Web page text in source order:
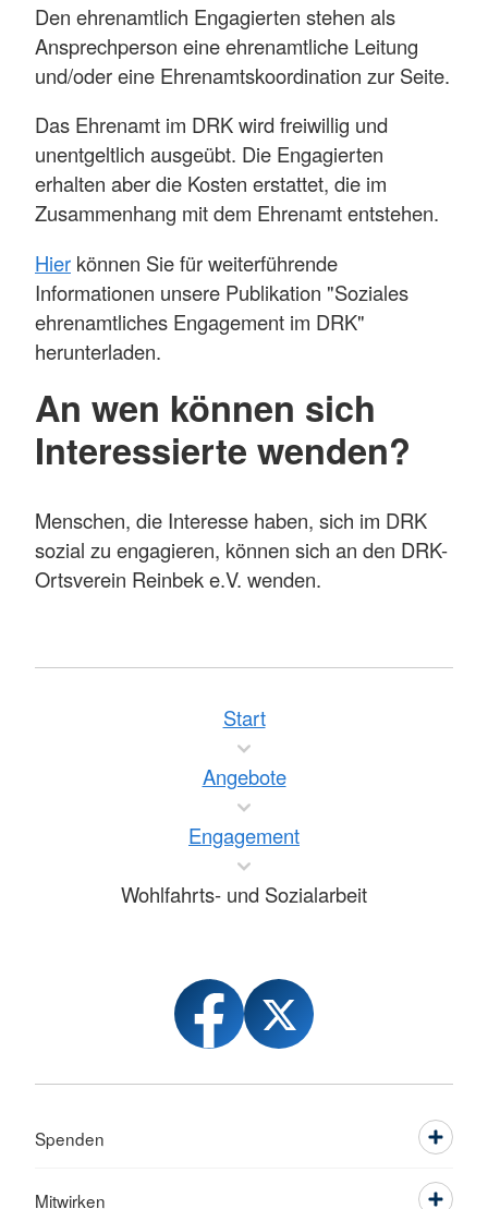
Den ehrenamtlich Engagierten stehen als
Ansprechperson eine ehrenamtliche Leitung
und/oder eine Ehrenamtskoordination zur Seite.
Das Ehrenamt im DRK wird freiwillig und
unentgeltlich ausgeübt. Die Engagierten
erhalten aber die Kosten erstattet, die im
Zusammenhang mit dem Ehrenamt entstehen.
Hier können Sie für weiterführende
Informationen unsere Publikation "Soziales
ehrenamtliches Engagement im DRK"
herunterladen.
An wen können sich
Interessierte wenden?
Menschen, die Interesse haben, sich im DRK
sozial zu engagieren, können sich an den DRK-
Ortsverein Reinbek e.V. wenden.
Start
Angebote
Engagement
Wohlfahrts- und Sozialarbeit
Spenden
Mitwirken